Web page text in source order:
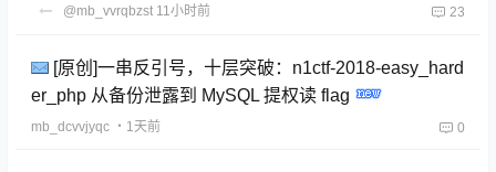
@mb_vvrqbzst 11小时前 23
[原创]一串反引号，十层突破：n1ctf-2018-easy_hard
er_php 从备份泄露到 MySQL 提权读 flag
mb_dcvvjyqc ・1天前 0